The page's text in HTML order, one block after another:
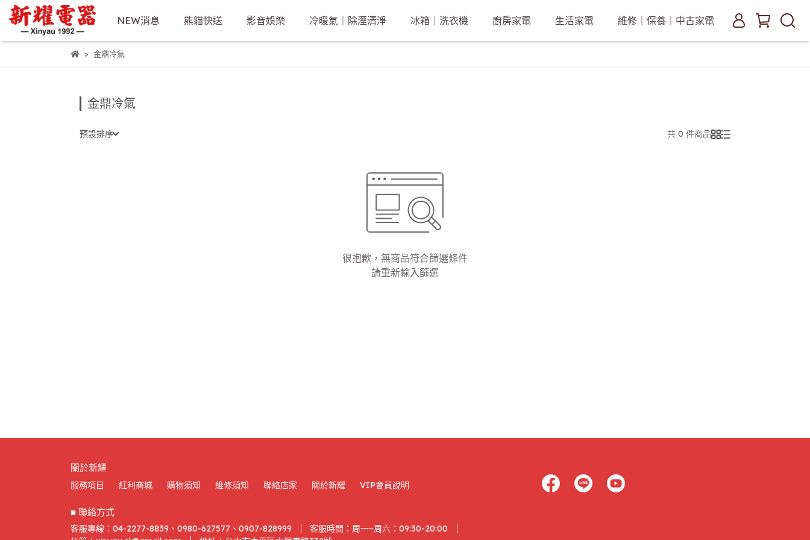
NEW消息 熊貓快送 影音娛樂 冷暖氣｜除溼清淨 冰箱｜洗衣機 廚房家電 生活家電 維修｜保養｜中古家電
金鼎冷氣
金鼎冷氣
預設排序 共 0 件商品
很抱歉，無商品符合篩選條件
請重新輸入篩選
關於新耀
服務項目 紅利商城 購物須知 維修須知 聯絡店家 關於新耀 VIP會員說明
■ 聯絡方式
客服專線：04-2277-8839、0980-627577、0907-828999
客服時間：周一~周六：09:30-20:00